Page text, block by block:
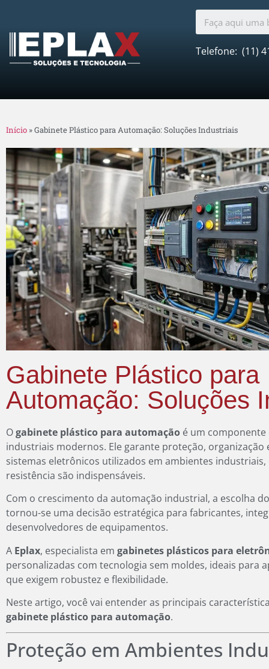
Telefone: (11)
Início »Gabinete Plástico para Automação: Soluções Industriais
Gabinete Plástico para
Automação: Soluções
Ogabinete plástico para automação é um
industriais modernos. Ele garante proteção, organização
sistemas eletrônicos utilizados em ambientes
resistência são indispensáveis.
Com o crescimento da automação industrial, a escolha
tornou-se uma decisão estratégica para fabricantes,
desenvolvedores de equipamentos.
A Eplax, especialista em gabinetes plásticos para
personalizadas com tecnologia sem moldes, ideais para
que exigem robustez e flexibilidade.
Neste artigo, você vai entender as principais
gabinete plástico para automação.
Proteção em Ambientes